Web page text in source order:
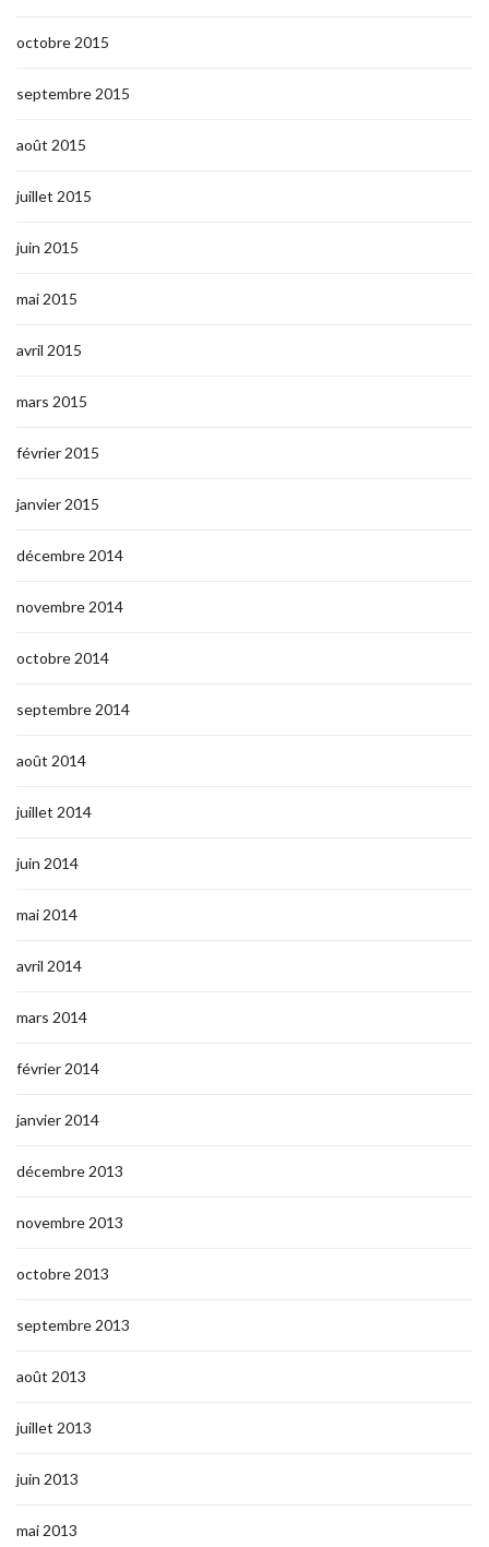
octobre 2015
septembre 2015
août 2015
juillet 2015
juin 2015
mai 2015
avril 2015
mars 2015
février 2015
janvier 2015
décembre 2014
novembre 2014
octobre 2014
septembre 2014
août 2014
juillet 2014
juin 2014
mai 2014
avril 2014
mars 2014
février 2014
janvier 2014
décembre 2013
novembre 2013
octobre 2013
septembre 2013
août 2013
juillet 2013
juin 2013
mai 2013